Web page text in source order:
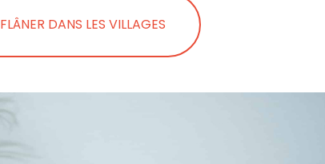
FLÂNER DANS LES VILLAGES